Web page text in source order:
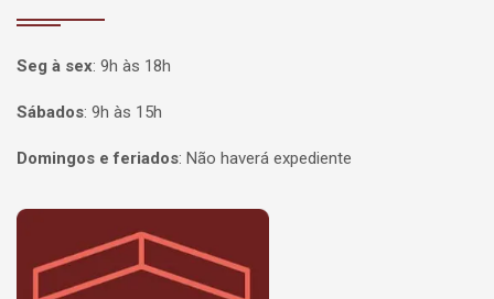
Seg à sex: 9h às 18h
Sábados: 9h às 15h
Domingos e feriados: Não haverá expediente
Página inicial